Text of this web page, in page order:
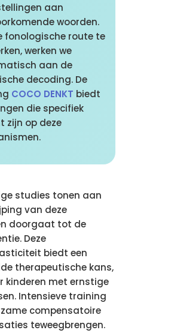
aan
woorden.
fonologische route te
werken we
aan de
decoding. De
COCO DENKT biedt
die specifiek
zijn op deze
studies tonen aan
van deze
doorgaat tot de
Deze
biedt een
therapeutische kans,
kinderen met ernstige
Intensieve training
compensatoire
teweegbrengen.